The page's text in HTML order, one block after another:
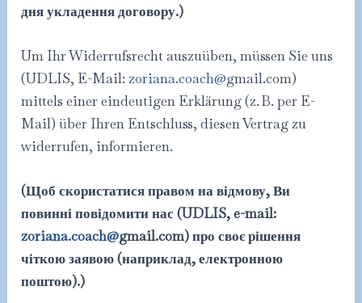
дня укладення договору.)
Um Ihr Widerrufsrecht auszuüben, müssen Sie uns
(UDLIS, E-Mail:zoriana.coach@gmail.com)
mittels einer eindeutigen Erklärung (z. B. per E-
Mail) über Ihren Entschluss, diesen Vertrag zu
widerrufen, informieren.
(Щоб скористатися правом на відмову, Ви
повинні повідомити нас (UDLIS, e-mail:
zoriana.coach@gmail.com) про своє рішення
чіткою заявою (наприклад, електронною
поштою).)